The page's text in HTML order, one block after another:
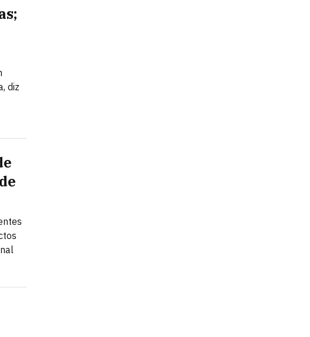
diz